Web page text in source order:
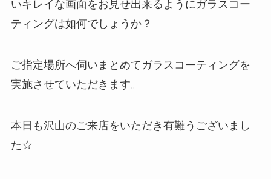
いキレイな画面をお見せ出来るようにガラスコー
ティングは如何でしょうか？
ご指定場所へ伺いまとめてガラスコーティングを
実施させていただきます。
本日も沢山のご来店をいただき有難うございまし
た☆